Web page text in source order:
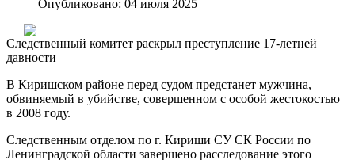
Опубликовано: 04 июля 2025
Следственный комитет раскрыл преступление 17-летней
давности
В Киришском районе перед судом предстанет мужчина,
обвиняемый в убийстве, совершенном с особой жестокостью
в 2008 году.
Следственным отделом по г. Кириши СУ СК России по
Ленинградской области завершено расследование этого